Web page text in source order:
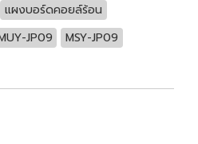
แผงบอร์ดคอยล์ร้อน
JP09 MSY-JP09